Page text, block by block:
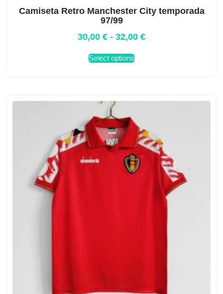
Camiseta Retro Manchester City temporada
97/99
30,00 € - 32,00 €
Select options